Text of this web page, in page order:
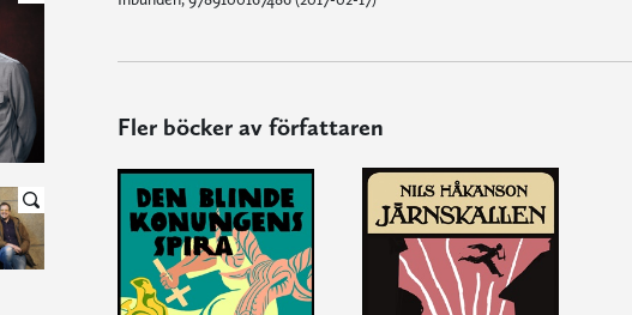
Fler böcker av författaren